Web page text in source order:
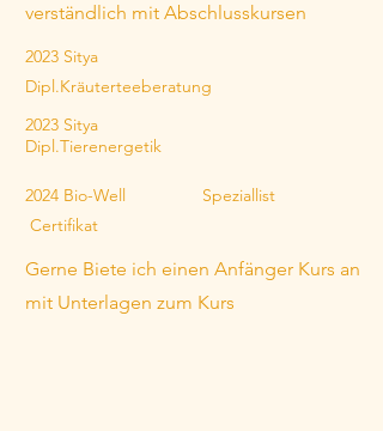
verständlich mit Abschlusskursen
2023 Sitya
Dipl.Kräuterteeberatung
2023 Sitya
Dipl.Tierenergetik
2024 Bio-Well Speziallist
Certifikat
Gerne Biete ich einen Anfänger Kurs an
mit Unterlagen zum Kurs